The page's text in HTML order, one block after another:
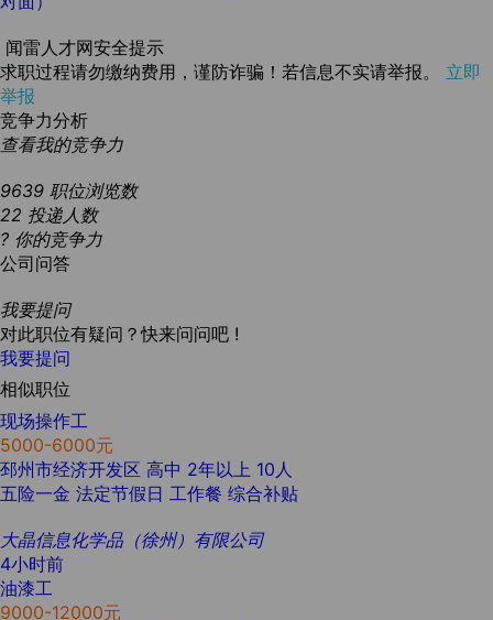
闻雷人才网安全提示
求职过程请勿缴纳费用，谨防诈骗！若信息不实请举报。 立即
举报
竞争力分析
查看我的竞争力
9639 职位浏览数
22 投递人数
? 你的竞争力
公司问答
我要提问
对此职位有疑问？快来问问吧 !
我要提问
相似职位
现场操作工
5000-6000元
邳州市经济开发区 高中 2年以上 10人
五险一金 法定节假日 工作餐 综合补贴
大晶信息化学品（徐州）有限公司
4小时前
油漆工
9000-12000元